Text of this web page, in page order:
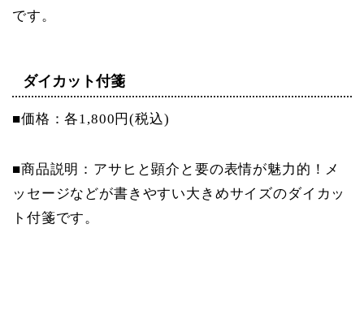
です。
ダイカット付箋
■価格：各1,800円(税込)
■商品説明：アサヒと顕介と要の表情が魅力的！メ
ッセージなどが書きやすい大きめサイズのダイカッ
ト付箋です。